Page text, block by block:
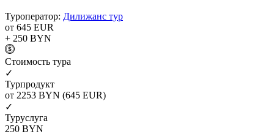
Туроператор: Дилижанс тур
от 645 EUR
+ 250 BYN
Cтоимость тура
✓
Турпродукт
от 2253 BYN (645 EUR)
✓
Туруслуга
250 BYN